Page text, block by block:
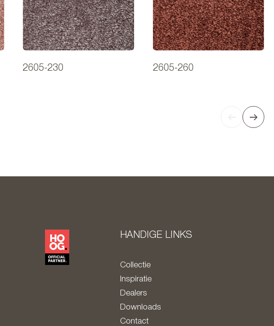
2605-230 2605-260
HANDIGE LINKS
Collectie
Inspiratie
Dealers
Downloads
Contact